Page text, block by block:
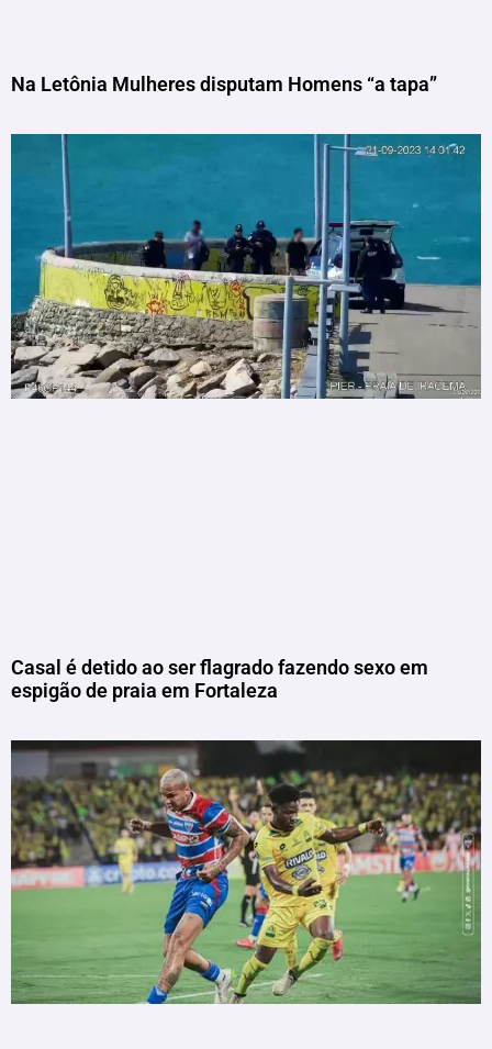
Na Letônia Mulheres disputam Homens “a tapa”
Casal é detido ao ser flagrado fazendo sexo em
espigão de praia em Fortaleza